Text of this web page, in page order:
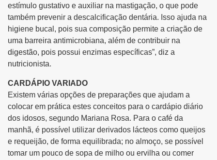
estímulo gustativo e auxiliar na mastigação, o que pode
também prevenir a descalcificação dentária. Isso ajuda na
higiene bucal, pois sua composição permite a criação de
uma barreira antimicrobiana, além de contribuir na
digestão, pois possui enzimas específicas”, diz a
nutricionista.
CARDÁPIO VARIADO
Existem várias opções de preparações que ajudam a
colocar em prática estes conceitos para o cardápio diário
dos idosos, segundo Mariana Rosa. Para o café da
manhã, é possível utilizar derivados lácteos como queijos
e requeijão, de forma equilibrada; no almoço, se possível
tomar um pouco de sopa de milho ou ervilha ou comer